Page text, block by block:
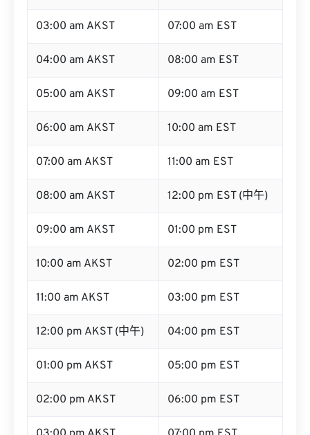
03:00 am AKST 07:00 am EST
04:00 am AKST 08:00 am EST
05:00 am AKST 09:00 am EST
06:00 am AKST 10:00 am EST
07:00 am AKST 11:00 am EST
08:00 am AKST 12:00 pm EST (中午)
09:00 am AKST 01:00 pm EST
10:00 am AKST 02:00 pm EST
11:00 am AKST 03:00 pm EST
12:00 pm AKST (中午) 04:00 pm EST
01:00 pm AKST 05:00 pm EST
02:00 pm AKST 06:00 pm EST